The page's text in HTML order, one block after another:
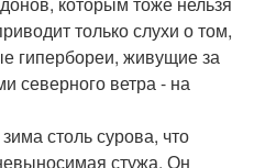
только слухи о том,
гипербореи, живущие за
северного ветра - на
столь сурова, что
стужа. Он